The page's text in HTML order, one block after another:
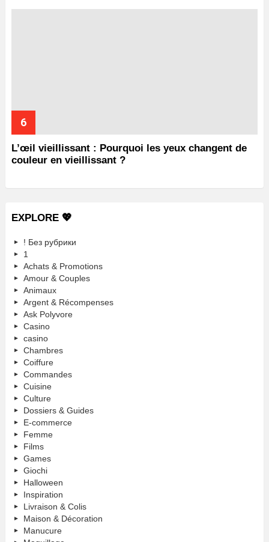
L’œil vieillissant : Pourquoi les yeux changent de
couleur en vieillissant ?
EXPLORE 💖
! Без рубрики
1
Achats & Promotions
Amour & Couples
Animaux
Argent & Récompenses
Ask Polyvore
Casino
casino
Chambres
Coiffure
Commandes
Cuisine
Culture
Dossiers & Guides
E-commerce
Femme
Films
Games
Giochi
Halloween
Inspiration
Livraison & Colis
Maison & Décoration
Manucure